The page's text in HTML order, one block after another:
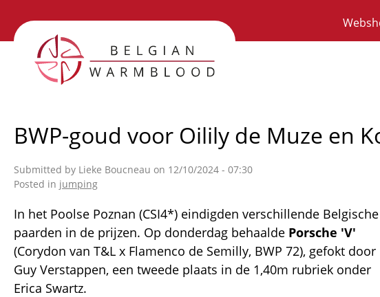
main
content
BWP-goud voor Oilily de Muze en
Submitted by Lieke Boucneau on 12/10/2024 - 07:30
Posted in jumping
In het Poolse Poznan (CSI4*) eindigden verschillende Belgische
paarden in de prijzen. Op donderdag behaalde Porsche 'V'
(Corydon van T&L x Flamenco de Semilly, BWP 72), gefokt door
Guy Verstappen, een tweede plaats in de 1,40m rubriek onder
Erica Swartz.